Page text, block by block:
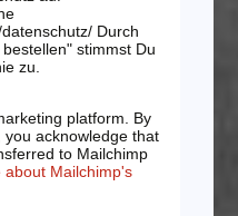
Durch
stimmst Du
zu.
platform. By
acknowledge that
to Mailchimp
about Mailchimp's